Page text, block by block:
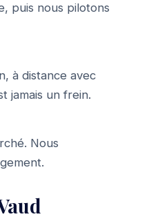
puis nous pilotons
à distance avec
jamais un frein.
Nous